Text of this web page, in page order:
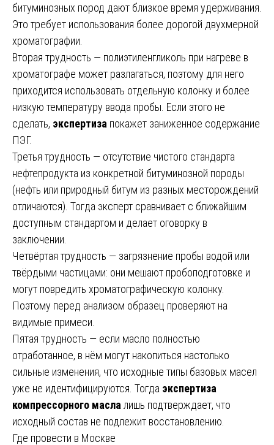
битуминозных пород дают близкое время удерживания.
Это требует использования более дорогой двухмерной
хроматографии.
Вторая трудность — полиэтиленгликоль при нагреве в
хроматографе может разлагаться, поэтому для него
приходится использовать отдельную колонку и более
низкую температуру ввода пробы. Если этого не
сделать, экспертиза покажет заниженное содержание
ПЭГ.
Третья трудность — отсутствие чистого стандарта
нефтепродукта из конкретной битуминозной породы
(нефть или природный битум из разных месторождений
отличаются). Тогда эксперт сравнивает с ближайшим
доступным стандартом и делает оговорку в
заключении.
Четвёртая трудность — загрязнение пробы водой или
твёрдыми частицами: они мешают пробоподготовке и
могут повредить хроматографическую колонку.
Поэтому перед анализом образец проверяют на
видимые примеси.
Пятая трудность — если масло полностью
отработанное, в нём могут накопиться настолько
сильные изменения, что исходные типы базовых масел
уже не идентифицируются. Тогда экспертиза
компрессорного масла лишь подтверждает, что
исходный состав не подлежит восстановлению.
Где провести в Москве